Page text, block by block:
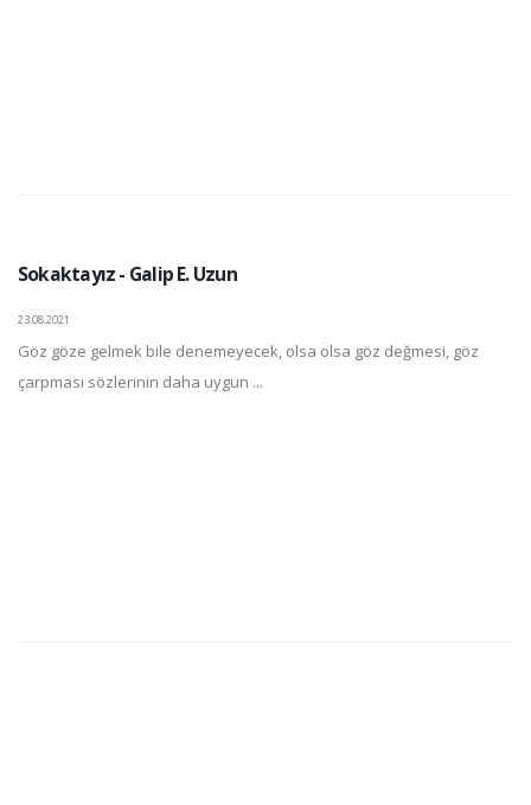
Sokaktayız - Galip E. Uzun
23.08.2021
Göz göze gelmek bile denemeyecek, olsa olsa göz değmesi, göz
çarpması sözlerinin daha uygun ...